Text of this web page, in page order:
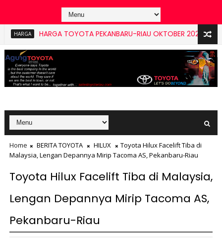
HARGA TOYOTA PEKANBARU-RIAU OKTOBER 2025, TERBAIK!
Home BERITA TOYOTA HILUX
Toyota Hilux Facelift Tiba di
Malaysia, Lengan Depannya Mirip Tacoma AS, Pekanbaru-Riau
Toyota Hilux Facelift Tiba di Malaysia,
Lengan Depannya Mirip Tacoma AS,
Pekanbaru-Riau